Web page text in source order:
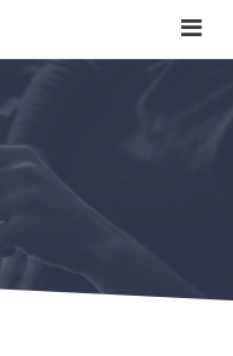
buurt?
+
+